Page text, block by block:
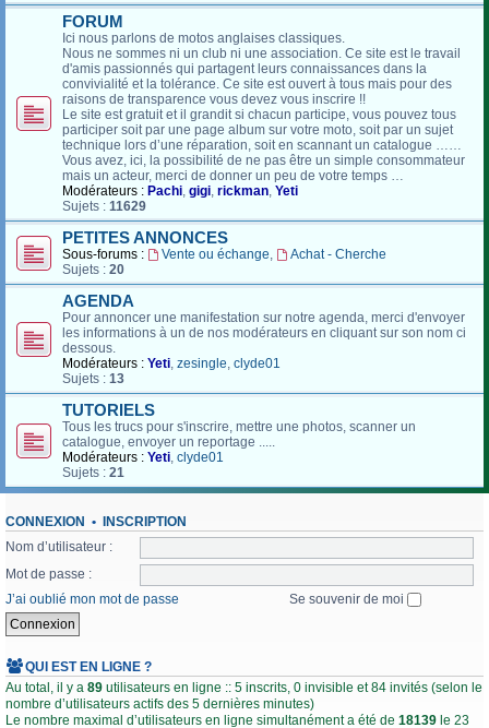
FORUM
Ici nous parlons de motos anglaises classiques.
Nous ne sommes ni un club ni une association. Ce site est le travail
d'amis passionnés qui partagent leurs connaissances dans la
convivialité et la tolérance. Ce site est ouvert à tous mais pour des
raisons de transparence vous devez vous inscrire !!
Le site est gratuit et il grandit si chacun participe, vous pouvez tous
participer soit par une page album sur votre moto, soit par un sujet
technique lors d’une réparation, soit en scannant un catalogue ……
Vous avez, ici, la possibilité de ne pas être un simple consommateur
mais un acteur, merci de donner un peu de votre temps …
Modérateurs : Pachi, gigi, rickman, Yeti
Sujets : 11629
PETITES ANNONCES
Sous-forums : Vente ou échange,
Achat - Cherche
Sujets : 20
AGENDA
Pour annoncer une manifestation sur notre agenda, merci d'envoyer
les informations à un de nos modérateurs en cliquant sur son nom ci
dessous.
Modérateurs : Yeti, zesingle, clyde01
Sujets : 13
TUTORIELS
Tous les trucs pour s'inscrire, mettre une photos, scanner un
catalogue, envoyer un reportage .....
Modérateurs : Yeti, clyde01
Sujets : 21
CONNEXION • INSCRIPTION
Nom d’utilisateur :
Mot de passe :
J’ai oublié mon mot de passe
Se souvenir de moi
QUI EST EN LIGNE ?
Au total, il y a 89 utilisateurs en ligne :: 5 inscrits, 0 invisible et 84 invités (selon le
nombre d’utilisateurs actifs des 5 dernières minutes)
Le nombre maximal d’utilisateurs en ligne simultanément a été de 18139 le 23